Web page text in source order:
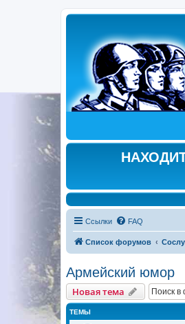
Ссылки FAQ
Список форумов
Армейский юмор
Новая тема
ТЕМЫ